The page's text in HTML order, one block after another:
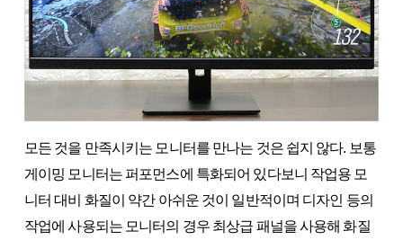
모든 것을 만족시키는 모니터를 만나는 것은 쉽지 않다. 보통
게이밍 모니터는 퍼포먼스에 특화되어 있다보니 작업용 모
니터 대비 화질이 약간 아쉬운 것이 일반적이며 디자인 등의
작업에 사용되는 모니터의 경우 최상급 패널을 사용해 화질